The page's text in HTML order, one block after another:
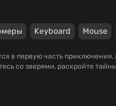
Keyboard Mouse
в первую часть
со зверями, раскройте